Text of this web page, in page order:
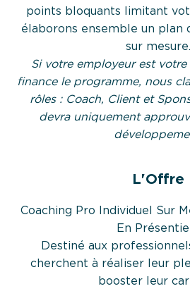
points bloquants limitant
élaborons ensemble un plan
sur mesure.
Si votre employeur est
finance le programme, nous
rôles : Coach, Client et
devra uniquement
L'Offre
Coaching Pro Individuel Sur
En
Destiné aux
cherchent à réaliser leur
booster leur